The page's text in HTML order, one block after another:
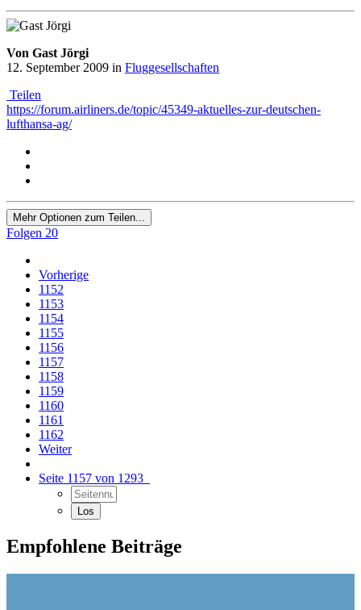
Von Gast Jörgi
12. September 2009 in Fluggesellschaften
Teilen
https://forum.airliners.de/topic/45349-aktuelles-zur-deutschen-
lufthansa-ag/
Mehr Optionen zum Teilen...
Folgen 20
Vorherige
1152
1153
1154
1155
1156
1157
1158
1159
1160
1161
1162
Weiter
Seite 1157 von 1293
Empfohlene Beiträge